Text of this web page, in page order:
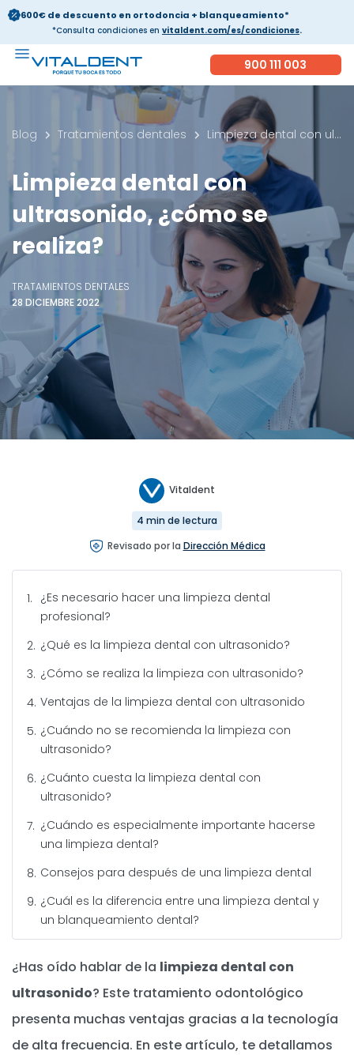
600€ de descuento en ortodoncia + blanqueamiento*
*Consulta condiciones en vitaldent.com/es/condiciones.
900 111 003
Blog Tratamientos dentales Limpieza dental con ultrasonido, ¿cómo se realiza?
Limpieza dental con
ultrasonido, ¿cómo se
realiza?
TRATAMIENTOS DENTALES
28 DICIEMBRE 2022
Vitaldent
4 min de lectura
Revisado por la Dirección Médica
¿Es necesario hacer una limpieza dental
profesional?
¿Qué es la limpieza dental con ultrasonido?
¿Cómo se realiza la limpieza con ultrasonido?
Ventajas de la limpieza dental con ultrasonido
¿Cuándo no se recomienda la limpieza con
ultrasonido?
¿Cuánto cuesta la limpieza dental con
ultrasonido?
¿Cuándo es especialmente importante hacerse
una limpieza dental?
Consejos para después de una limpieza dental
¿Cuál es la diferencia entre una limpieza dental y
un blanqueamiento dental?
¿Has oído hablar de la limpieza dental con
ultrasonido? Este tratamiento odontológico
presenta muchas ventajas gracias a la tecnología
de alta frecuencia. En este artículo, te detallamos